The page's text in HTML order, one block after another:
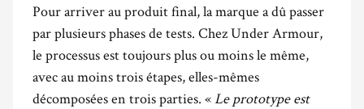
Pour arriver au produit final, la marque a dû passer
par plusieurs phases de tests. Chez Under Armour,
le processus est toujours plus ou moins le même,
avec au moins trois étapes, elles-mêmes
décomposées en trois parties. «Le prototype est